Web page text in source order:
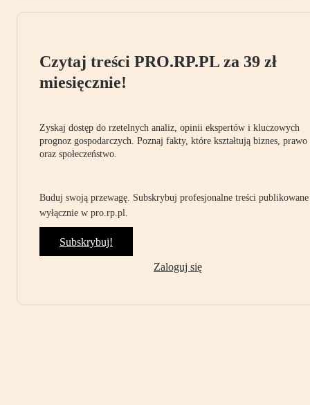
Czytaj treści PRO.RP.PL za 39 zł
miesięcznie!
Zyskaj dostęp do rzetelnych analiz, opinii ekspertów i kluczowych
prognoz gospodarczych. Poznaj fakty, które kształtują biznes, prawo
oraz społeczeństwo.
Buduj swoją przewagę. Subskrybuj profesjonalne treści publikowane
wyłącznie w pro.rp.pl.
Subskrybuj!
Zaloguj się